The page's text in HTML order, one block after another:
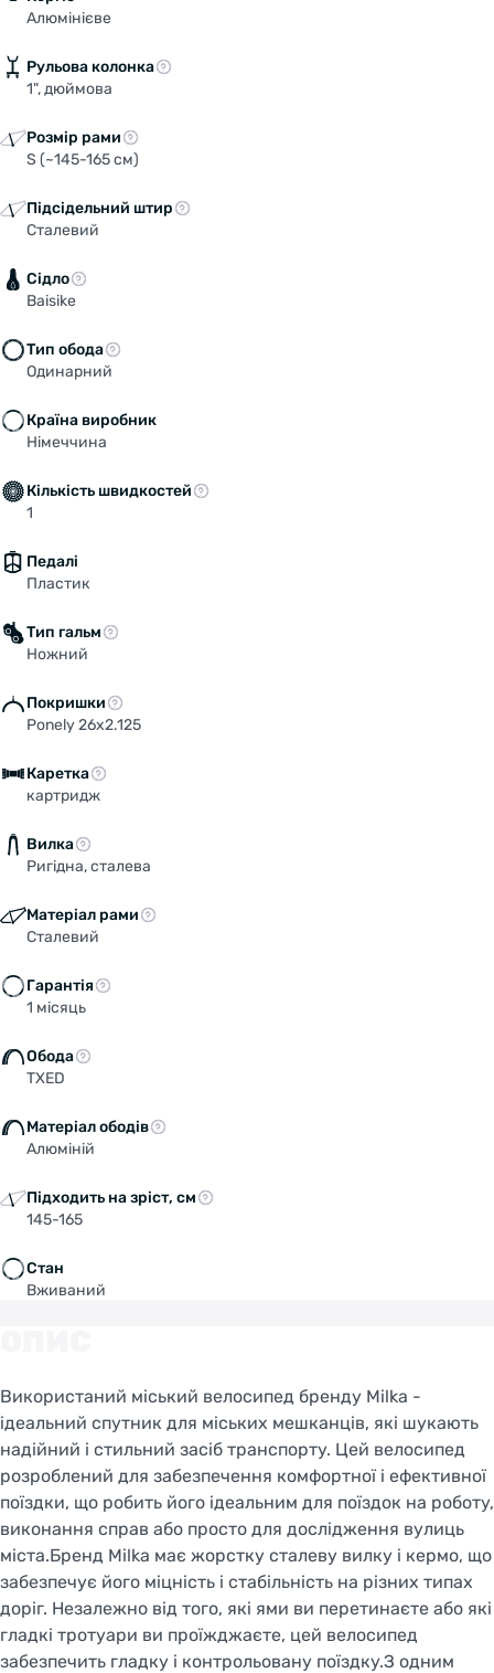
Алюмінієве
Рульова колонка
1", дюймова
Розмір рами
S (~145-165 см)
Підсідельний штир
Сталевий
Сідло
Baisike
Тип обода
Одинарний
Країна виробник
Німеччина
Кількість швидкостей
1
Педалі
Пластик
Тип гальм
Ножний
Покришки
Ponely 26x2.125
Каретка
картридж
Вилка
Ригідна, сталева
Матеріал рами
Сталевий
Гарантія
1 місяць
Обода
TXED
Матеріал ободів
Алюміній
Підходить на зріст, см
145-165
Стан
Вживаний
Використаний міський велосипед бренду Milka -
ідеальний спутник для міських мешканців, які шукають
надійний і стильний засіб транспорту. Цей велосипед
розроблений для забезпечення комфортної і ефективної
поїздки, що робить його ідеальним для поїздок на роботу,
виконання справ або просто для дослідження вулиць
міста.Бренд Milka має жорстку сталеву вилку і кермо, що
забезпечує його міцність і стабільність на різних типах
доріг. Незалежно від того, які ями ви перетинаєте або які
гладкі тротуари ви проїжджаєте, цей велосипед
забезпечить гладку і контрольовану поїздку.З одним